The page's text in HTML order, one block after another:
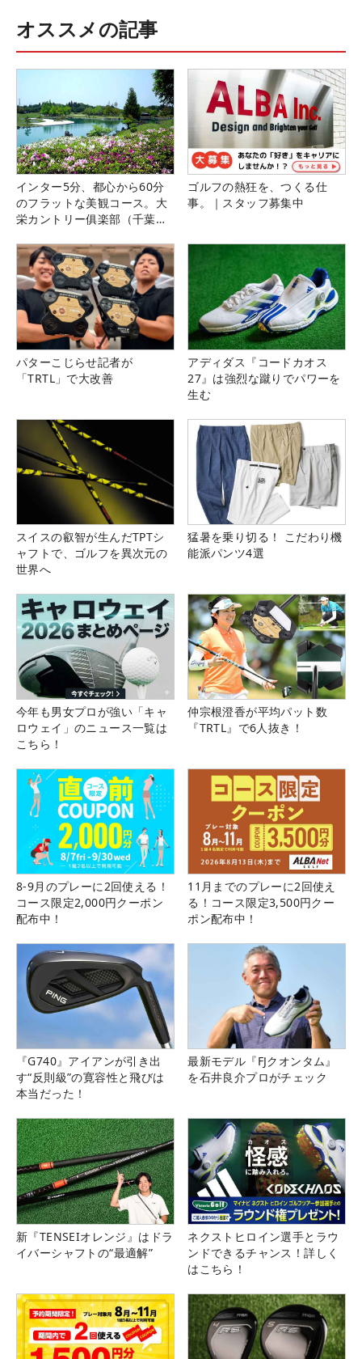
オススメの記事
インター5分、都心から60分
のフラットな美観コース。大
栄カントリー俱楽部（千葉
ゴルフの熱狂を、つくる仕
事。｜スタッフ募集中
パターこじらせ記者が
「TRTL」で大改善
アディダス『コードカオス
27』は強烈な蹴りでパワーを
生む
スイスの叡智が生んだTPTシ
ャフトで、ゴルフを異次元の
世界へ
猛暑を乗り切る！ こだわり機
能派パンツ4選
今年も男女プロが強い「キャ
ロウェイ」のニュース一覧は
こちら！
仲宗根澄香が平均パット数
『TRTL』で6人抜き！
8-9月のプレーに2回使える！
コース限定2,000円クーポン
配布中！
11月までのプレーに2回使え
る！コース限定3,500円クー
ポン配布中！
『G740』アイアンが引き出
す“反則級”の寛容性と飛びは
本当だった！
最新モデル『FJクオンタム』
を石井良介プロがチェック
新『TENSEIオレンジ』はドラ
イバーシャフトの“最適解”
ネクストヒロイン選手とラウ
ンドできるチャンス！詳しく
はこちら！